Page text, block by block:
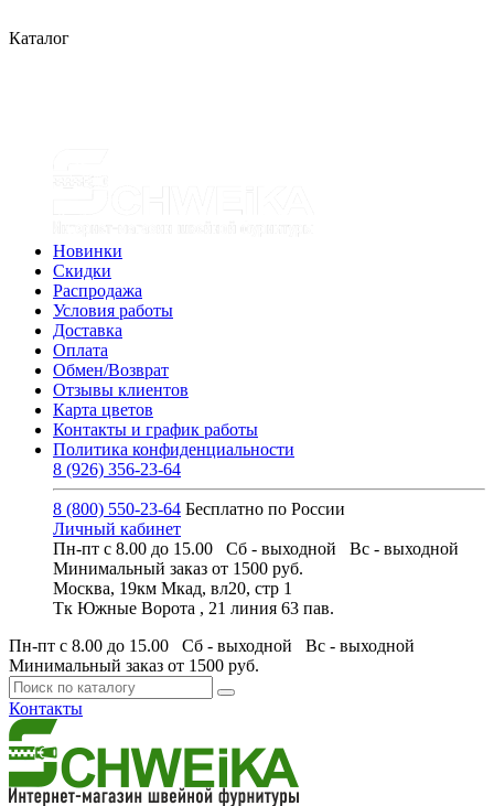
Каталог
Новинки
Скидки
Распродажа
Условия работы
Доставка
Оплата
Обмен/Возврат
Отзывы клиентов
Карта цветов
Контакты и график работы
Политика конфиденциальности
8 (926) 356-23-64
8 (800) 550-23-64 Бесплатно по России
Личный кабинет
Пн-пт с 8.00 до 15.00 Сб - выходной Вс - выходной
Минимальный заказ от 1500 руб.
Москва, 19км Мкад, вл20, стр 1
Тк Южные Ворота , 21 линия 63 пав.
Пн-пт с 8.00 до 15.00 Сб - выходной Вс - выходной
Минимальный заказ от 1500 руб.
Контакты